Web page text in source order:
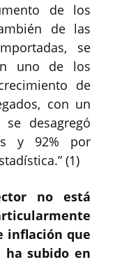
de los
de las
se
uno de los
de
con un
desagregó
y 92% por
(1)
no está
inflación que
subido en